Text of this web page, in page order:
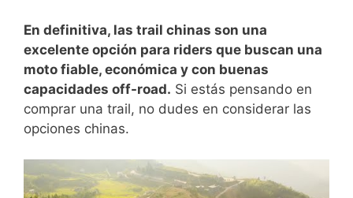
En definitiva, las trail chinas son una
excelente opción para riders que buscan una
moto fiable, económica y con buenas
capacidades off-road. Si estás pensando en
comprar una trail, no dudes en considerar las
opciones chinas.